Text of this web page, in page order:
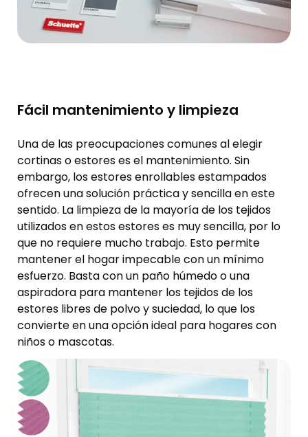
Fácil mantenimiento y limpieza
Una de las preocupaciones comunes al elegir
cortinas o estores es el mantenimiento. Sin
embargo, los estores enrollables estampados
ofrecen una solución práctica y sencilla en este
sentido. La limpieza de la mayoría de los tejidos
utilizados en estos estores es muy sencilla, por lo
que no requiere mucho trabajo. Esto permite
mantener el hogar impecable con un mínimo
esfuerzo. Basta con un paño húmedo o una
aspiradora para mantener los tejidos de los
estores libres de polvo y suciedad, lo que los
convierte en una opción ideal para hogares con
niños o mascotas.